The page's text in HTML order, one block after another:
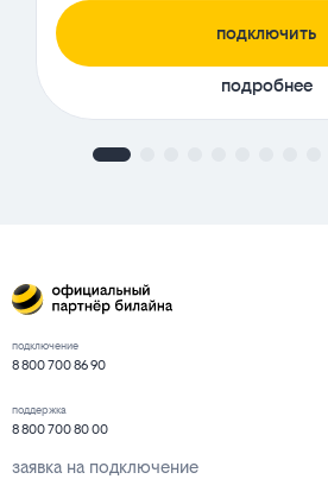
подключить
подробнее
подключение
8 800 700 86 90
поддержка
8 800 700 80 00
заявка на подключение